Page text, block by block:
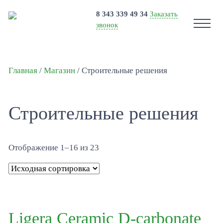
8 343 339 49 34 Заказать
звонок
Главная / Магазин / Строительные решения
Строительные решения
Отображение 1–16 из 23
Ligera Ceramic D-carbonate